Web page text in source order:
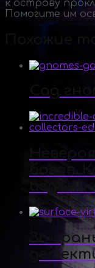
к острову
Помогите им
Сад
богов.
За